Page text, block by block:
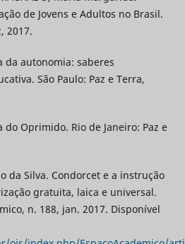
de Jovens e Adultos no Brasil.
2017.
da autonomia: saberes
São Paulo: Paz e Terra,
do Oprimido. Rio de Janeiro: Paz e
da Silva. Condorcet e a instrução
gratuita, laica e universal.
n. 188, jan. 2017. Disponível